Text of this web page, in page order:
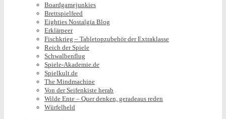
Boardgamejunkies
Brettspielfeed
Eighties Nostalgia Blog
Erklärpeer
Fischkrieg – Tabletopzubehör der Extraklasse
Reich der Spiele
Schwalbenflug
Spiele-Akademie.de
Spielkult.de
The Mindmachine
Von der Seifenkiste herab
Wilde Ente – Quer denken, geradeaus reden
Würfelheld